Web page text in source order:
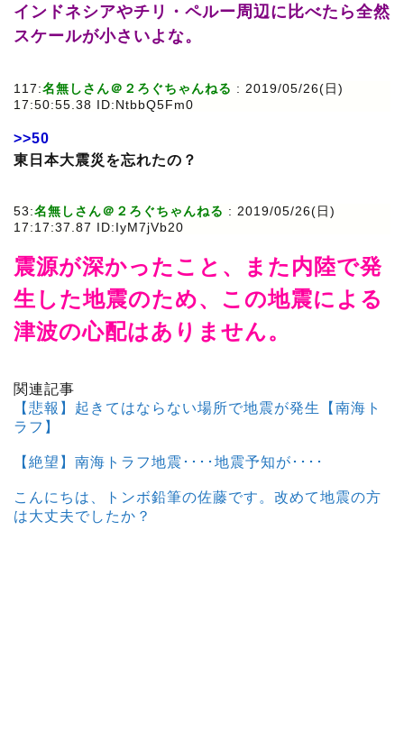
インドネシアやチリ・ペルー周辺に比べたら全然
スケールが小さいよな。
117:名無しさん＠２ろぐちゃんねる : 2019/05/26(日)
17:50:55.38 ID:NtbbQ5Fm0
>>50
東日本大震災を忘れたの？
53:名無しさん＠２ろぐちゃんねる : 2019/05/26(日)
17:17:37.87 ID:IyM7jVb20
震源が深かったこと、また内陸で発
生した地震のため、この地震による
津波の心配はありません。
関連記事
【悲報】起きてはならない場所で地震が発生【南海ト
ラフ】
【絶望】南海トラフ地震････地震予知が････
こんにちは、トンボ鉛筆の佐藤です。改めて地震の方
は大丈夫でしたか？